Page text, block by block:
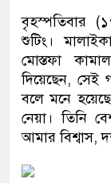
বৃহস্পতিবার
শুটিং।
মোস্তফা
দিয়েছেন,
বলে মনে
নেয়া। তিনি
আমার বিশ্বাস,